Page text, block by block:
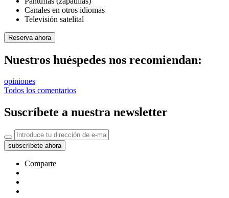
Canales en otros idiomas
Televisión satelital
Reserva ahora
Nuestros huéspedes nos recomiendan:
opiniones
Todos los comentarios
Suscríbete a nuestra newsletter
subscríbete ahora
Comparte